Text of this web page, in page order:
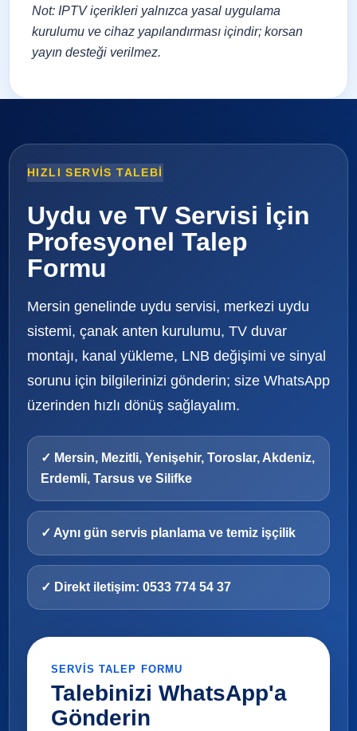
Not: IPTV içerikleri yalnızca yasal uygulama
kurulumu ve cihaz yapılandırması içindir; korsan
yayın desteği verilmez.
HIZLI SERVIS TALEBI
Uydu ve TV Servisi İçin
Profesyonel Talep
Formu
Mersin genelinde uydu servisi, merkezi uydu
sistemi, çanak anten kurulumu, TV duvar
montajı, kanal yükleme, LNB değişimi ve sinyal
sorunu için bilgilerinizi gönderin; size WhatsApp
üzerinden hızlı dönüş sağlayalım.
✓ Mersin, Mezitli, Yenişehir, Toroslar, Akdeniz,
Erdemli, Tarsus ve Silifke
✓ Aynı gün servis planlama ve temiz işçilik
✓ Direkt iletişim: 0533 774 54 37
SERVIS TALEP FORMU
Talebinizi WhatsApp'a
Gönderin